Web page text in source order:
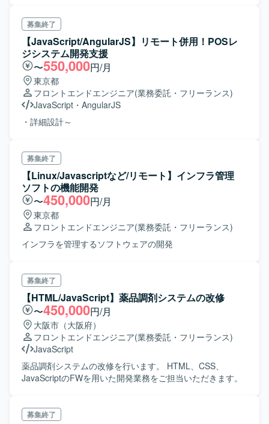
アップロード / ダウンロードなど。
募集終了
【JavaScript/AngularJS】リモート併用！POSレ
ジシステム開発支援
〜550,000円/月
東京都
フロントエンドエンジニア(業務委託・フリーランス)
JavaScript ・ AngularJS
・詳細設計～
募集終了
【Linux/Javascriptなど/リモート】インフラ管理
ソフトの機能開発
〜450,000円/月
東京都
フロントエンドエンジニア(業務委託・フリーランス)
インフラを管理するソフトウェアの開発
募集終了
【HTML/JavaScript】薬品調剤システムの改修
〜450,000円/月
大阪市（大阪府）
フロントエンドエンジニア(業務委託・フリーランス)
JavaScript
薬品調剤システムの改修を行います。 HTML、CSS、
JavaScriptのFWを用いた開発業務をご担当いただきます。
募集終了